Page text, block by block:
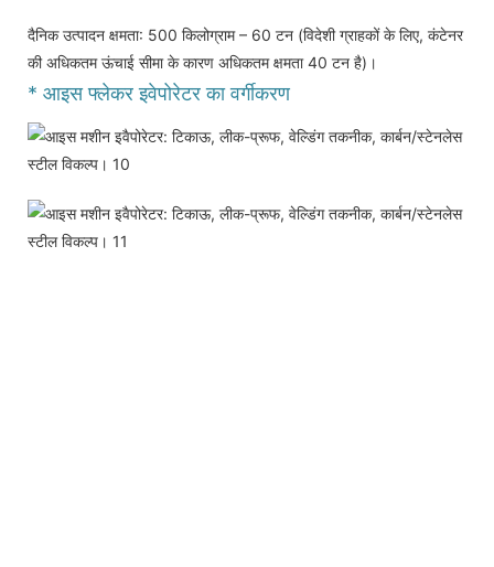
दैनिक उत्पादन क्षमता: 500 किलोग्राम – 60 टन (विदेशी ग्राहकों के लिए, कंटेनर
की अधिकतम ऊंचाई सीमा के कारण अधिकतम क्षमता 40 टन है)।
* आइस फ्लेकर इवेपोरेटर का वर्गीकरण